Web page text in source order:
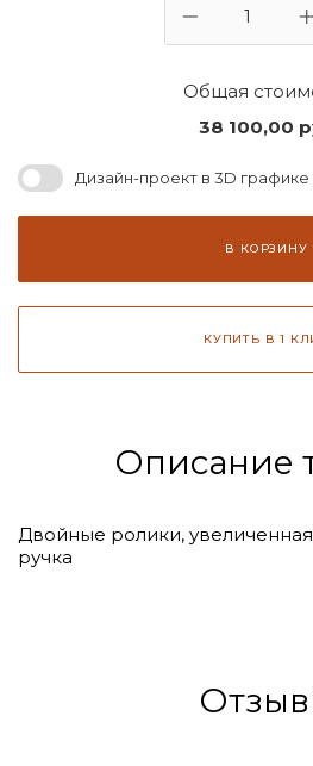
Общая
38 100,00
Дизайн-проект в 3D графике
В КОРЗИНУ
КУПИТЬ В 1
Описание
Двойные ролики,
ручка